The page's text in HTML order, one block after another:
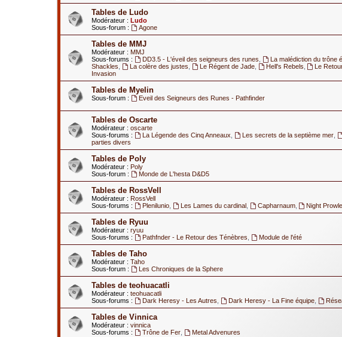
Tables de Ludo
Modérateur : Ludo
Sous-forum :
Agone
Tables de MMJ
Modérateur : MMJ
Sous-forums :
DD3.5 - L'éveil des seigneurs des runes La malédiction du trône
Shackles
La colère des justes Le Régent de Jade, Hell's Rebels Le
Invasion
Tables de Myelin
Sous-forum : Eveil des Seigneurs des Runes - Pathfinder
Tables de Oscarte
Modérateur : oscarte
Sous-forums :
La Légende des Cinq Anneaux Les secrets de la septième mer,
parties divers
Tables de Poly
Modérateur : Poly
Sous-forum :
Monde de L'hesta D&D5
Tables de RossVell
Modérateur : RossVell
Sous-forums :
Plenilunio, Les Lames du cardinal, Capharnaum, Night
Tables de Ryuu
Modérateur : ryuu
Sous-forums :
Pathfnder - Le Retour des Ténèbres Module de l'été
Tables de Taho
Modérateur : Taho
Sous-forum :
Les Chroniques de la Sphere
Tables de teohuacatli
Modérateur : teohuacatli
Sous-forums :
Dark Heresy - Les Autres Dark Heresy - La Fine équipe,
Tables de Vinnica
Modérateur : vinnica
Sous-forums :
Trône de Fer, Metal Advenures